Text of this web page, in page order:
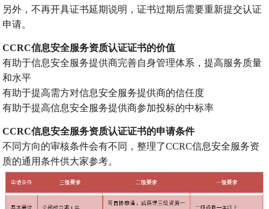
另外，不再开具证书延期说明，证书过期后需要重新提交认证
申请。
CCRC信息安全服务资质认证证书的价值
有助于信息安全服务提供商完善自身管理体系，提高服务质量
和水平
有助于提高需方对信息安全服务提供商的信任度
有助于提高信息安全服务提供商参加投标的中标率
CCRC信息安全服务资质认证证书的申请条件
不同方向的审核条件会有不同，整理了CCRC信息安全服务资
质的通用条件供大家参考。